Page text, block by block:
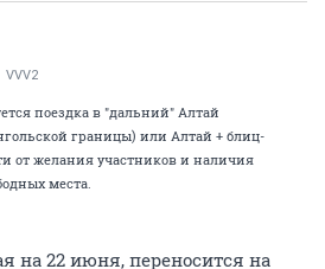
VVV2
поездка в "дальний" Алтай
границы) или Алтай + блиц-
от желания участников и наличия
места.
на 22 июня, переносится на